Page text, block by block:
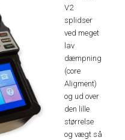
V2
splidser
ved meget
lav
dæmpning
(core
Aligment)
og ud over
den lille
størrelse
og vægt så